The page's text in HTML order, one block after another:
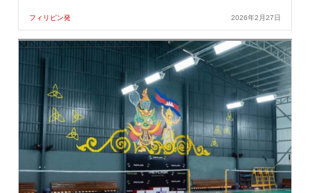
フィリピン発 2026年2月27日